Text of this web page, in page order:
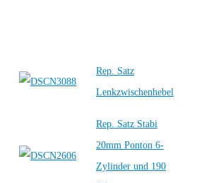
Rep. Satz
Lenkzwischenhebel
Rep. Satz Stabi
20mm Ponton 6-
Zylinder und 190